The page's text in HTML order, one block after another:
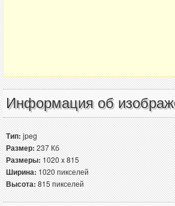
Информация об
Тип:jpeg
Размер:237 Кб
Размеры:1020 x 815
Ширина:1020 пикселей
Высота:815 пикселей